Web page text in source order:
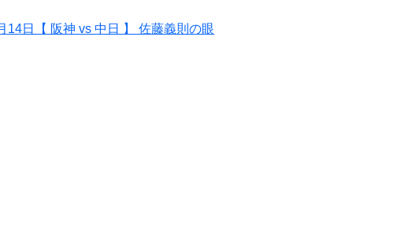
14日【 阪神 vs 中日 】 佐藤義則の眼